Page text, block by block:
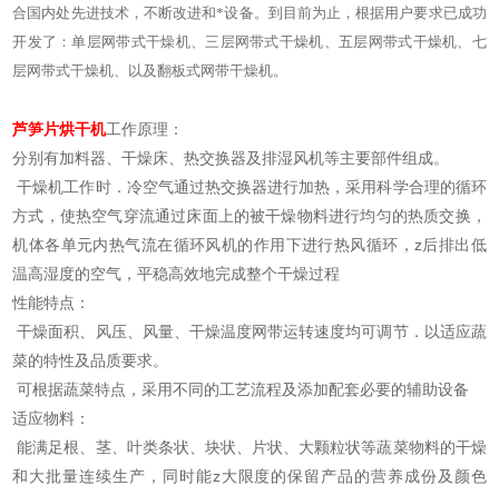
合国内处先进技术，不断改进和*设备。到目前为止，根据用户要求已成功
开发了：单层网带式干燥机、三层网带式干燥机、五层网带式干燥机、七
层网带式干燥机、以及翻板式网带干燥机。
芦笋片烘干机工作原理：
分别有加料器、干燥床、热交换器及排湿风机等主要部件组成。
干燥机工作时．冷空气通过热交换器进行加热，采用科学合理的循环
方式，使热空气穿流通过床面上的被干燥物料进行均匀的热质交换，
机体各单元内热气流在循环风机的作用下进行热风循环，z后排出低
温高湿度的空气，平稳高效地完成整个干燥过程
性能特点：
干燥面积、风压、风量、干燥温度网带运转速度均可调节．以适应蔬
菜的特性及品质要求。
可根据蔬菜特点，采用不同的工艺流程及添加配套必要的辅助设备
适应物料：
能满足根、茎、叶类条状、块状、片状、大颗粒状等蔬菜物料的干燥
和大批量连续生产，同时能z大限度的保留产品的营养成份及颜色